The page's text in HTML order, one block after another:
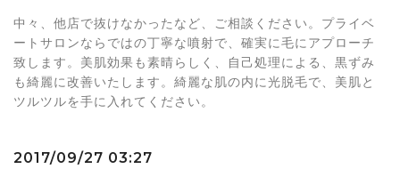
中々、他店で抜けなかったなど、ご相談ください。プライベ
ートサロンならではの丁寧な噴射で、確実に毛にアプローチ
致します。美肌効果も素晴らしく、自己処理による、黒ずみ
も綺麗に改善いたします。綺麗な肌の内に光脱毛で、美肌と
ツルツルを手に入れてください。
2017/09/27 03:27